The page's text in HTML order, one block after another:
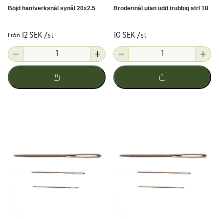
Böjd hantverksnål synål 20x2.5
Från 12 SEK /st
Broderinål utan udd trubbig strl 18
10 SEK /st